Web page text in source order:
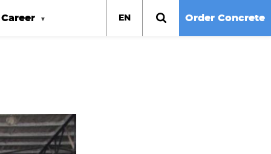
Career EN Order Concrete